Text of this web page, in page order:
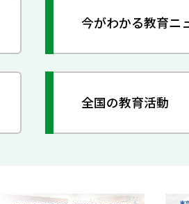
今がわかる教育ニ
全国の教育活動